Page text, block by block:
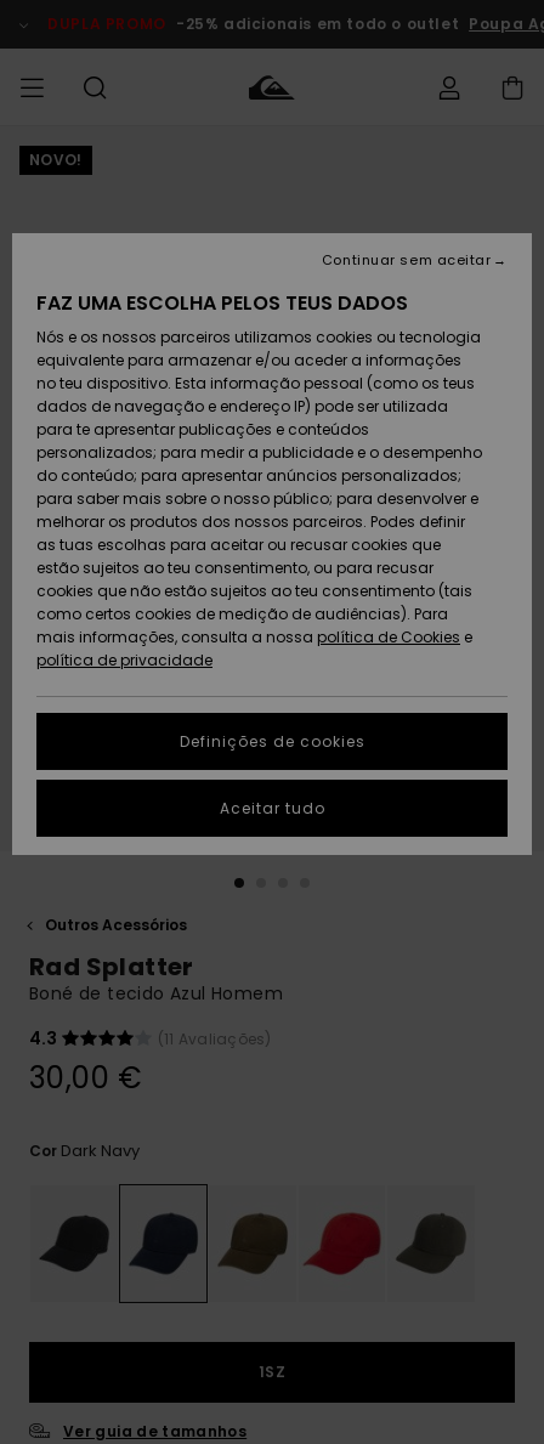
do
DUPLA PROMO -25% adicionais em todo o outlet Poupa
HOMEM
Calçado e
chinelos
Surfe/água
Snow
Artigos
recém-
chegados
Coleções
MENINO
Calçado e
chinelos
Surfe/água
Neve
Artigos
recém-
chegados
Highlights
MULHER
chegados
Highlights
Snow
SURF
Crianças
Highlights
Community
SNOW
Artigos
Criança
Snow Shop
Feminino
Highlights
Community
DUPLA
PROMO
Criança
Outlet
Mulher
AJUDA
Devoluções
Pagamento
Cartão
presente
Quiksilver
Freedom
Protecção de
dados
Guia de
tamanhos
conversa para
obteres a
resposta mais
rápida à tua
respostas
para as
contacto.
Consultar
as FAQ
SUSTAINABILITY
PRESENTE
DESEJO
NOVO!
Outros Acessórios
Rad Splatter
Boné de tecido Azul Homem
4.3
(11 Avaliações)
30,00 €
Cor Dark Navy
1SZ
Ver guia de tamanhos
FAZ UMA ESCOLHA PELOS TEUS DADOS
Nós e os nossos parceiros utilizamos cookies ou tecnologia
equivalente para armazenar e/ou aceder a informações
no teu dispositivo. Esta informação pessoal (como os teus
dados de navegação e endereço IP) pode ser utilizada
para te apresentar publicações e conteúdos
personalizados; para medir a publicidade e o desempenho
do conteúdo; para apresentar anúncios personalizados;
para saber mais sobre o nosso público; para desenvolver e
melhorar os produtos dos nossos parceiros. Podes definir
as tuas escolhas para aceitar ou recusar cookies que
estão sujeitos ao teu consentimento, ou para recusar
cookies que não estão sujeitos ao teu consentimento (tais
como certos cookies de medição de audiências). Para
mais informações, consulta a nossa política de Cookies e
política de privacidade
Definições de cookies
Continuar sem aceitar
Aceitar tudo